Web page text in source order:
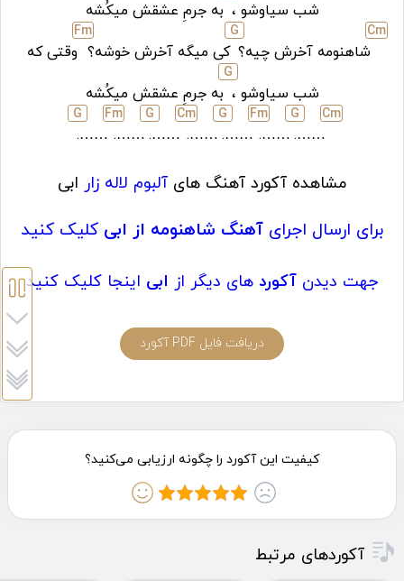
شب سیاوشو ، به جرمِ عشقش میکُشه
Cm
شاهنومه آخرش چیه؟
G
کی میگه آخرش خوشه؟
Fm
وقتی که
شب سیاوشو ،
G
به جرمِ عشقش میکُشه
Cm
…….
G
…….
Fm
…….
G
…….
Cm
…….
G
…….
Fm
…….
G
مشاهده آکورد آهنگ هایآلبوم لاله زار ابی
برای ارسال اجرای آهنگ شاهنومه از ابی کلیک کنید
جهت دیدن آکورد های دیگر از ابی اینجا کلیک کنید
دریافت فایل PDF آکورد
آکوردهای مرتبط